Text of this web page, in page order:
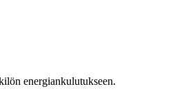
energiankulutukseen.